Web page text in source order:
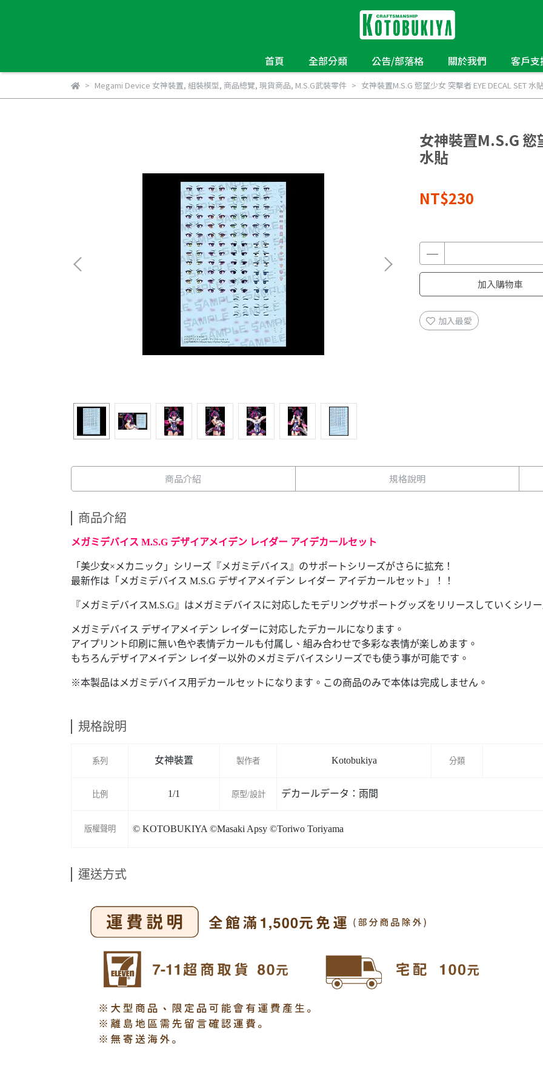
首頁 全部分類 公告/部落格 關於我們 客戶支
Megami Device 女神裝置, 組裝模型, 商品總覽, 現貨商品, M.S.G武裝零件 女神裝置M.S.G 慾望少女 突擊者 EYE DECAL SET 水
女神裝置M.S.G 慾
水貼
NT$230
加入購物車
加入最愛
商品介紹 規格說明
商品介紹
メガミデバイス M.S.G デザイアメイデン レイダー アイデカールセット
「美少女×メカニック」シリーズ『メガミデバイス』のサポートシリーズがさらに拡充！
最新作は「メガミデバイス M.S.G デザイアメイデン レイダー アイデカールセット」！！
『メガミデバイスM.S.G』はメガミデバイスに対応したモデリングサポートグッズをリリースしていくシリー
メガミデバイス デザイアメイデン レイダーに対応したデカールになります。
アイプリント印刷に無い色や表情デカールも付属し、組み合わせで多彩な表情が楽しめます。
もちろんデザイアメイデン レイダー以外のメガミデバイスシリーズでも使う事が可能です。
※本製品はメガミデバイス用デカールセットになります。この商品のみで本体は完成しません。
規格說明
系列 女神裝置 製作者 Kotobukiya 分類
比例 1/1 原型/設計 デカールデータ：雨間
版權聲明 © KOTOBUKIYA ©Masaki Apsy ©Toriwo Toriyama
運送方式